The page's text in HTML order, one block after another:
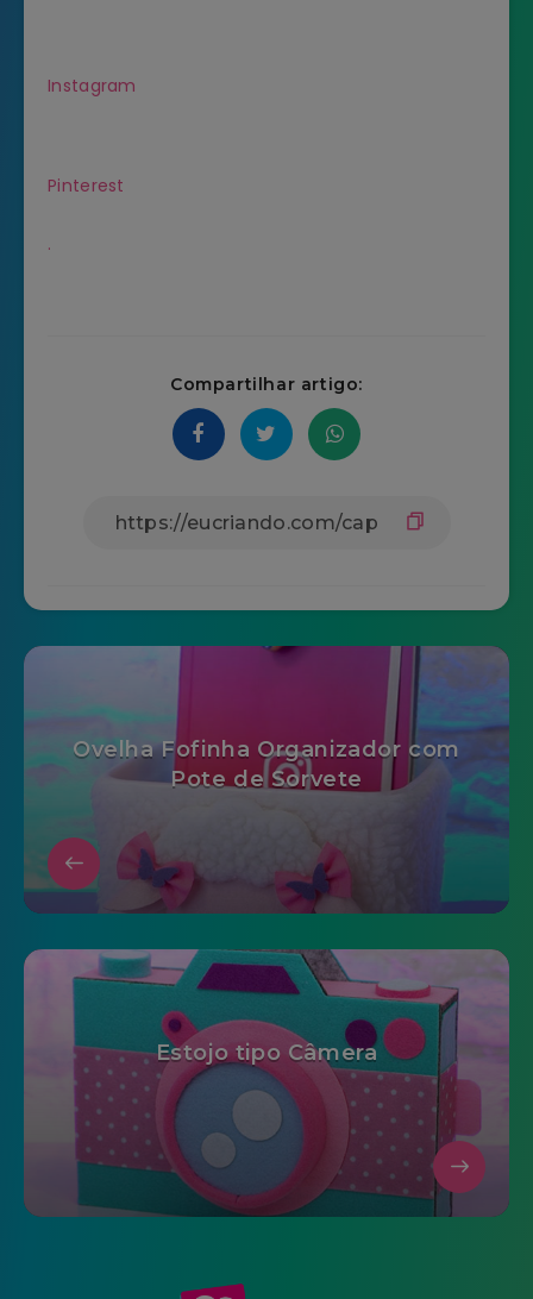
Instagram
Pinterest
.
Compartilhar artigo:
Ovelha Fofinha Organizador com
Pote de Sorvete
Estojo tipo Câmera